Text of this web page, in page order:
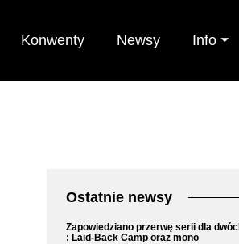
Konwenty Newsy Info ⏷
Ostatnie newsy
Zapowiedziano przerwę serii dla
: Laid-Back Camp oraz mono